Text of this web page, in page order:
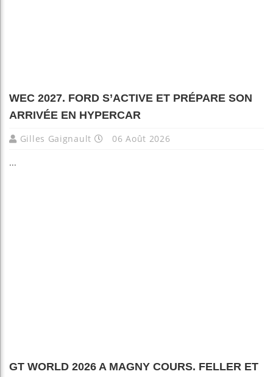
WEC 2027. FORD S’ACTIVE ET PRÉPARE SON
ARRIVÉE EN HYPERCAR
Gilles Gaignault 06 Août 2026
...
GT WORLD 2026 A MAGNY COURS. FELLER ET